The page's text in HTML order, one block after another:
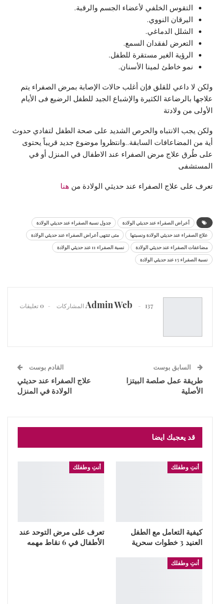
التقوس الخلفي لأعضاء الجسم والرقبة.
اليرقان النووي.
الشلل الدماغي.
التعرض لفقدان السمع.
الرؤية الغير مستقرة للطفل.
نمو خاطئ لمينا الأسنان.
ولكن لا داعي للقلق فإن أغلب حالات الإصابة بمرض الصفراء يتم
علاجها بالرضاعة الكثيرة والإشباع الجيد للطفل الرضيع فى الأيام
الأولى من ولادتة
ولكن يجب الانتباه والحرص الشديد على صحة الطفل لتفادي حدوث
أية من المضاعافات السابقة..وانتظروا موضوع جديد قريباً يحتوى
على طُرق علاج مرض الصفراء عند الاطفال في المنزل أو في
المستشفى
تعرف على علاج الصفراء عند حديثي الولادة من هنا
أعراض الصفراء عند حديثي الولادة
جدول نسبة الصفراء عند حديثي الولادة
علاج الصفراء عند حديثي الولادة ونسبتها
متى تنتهى أعراض الصفراء عند حديثي الولادة
مضاعفات الصفراء عند حديثي الولادة
نسبة الصفراء 11 عند حديثي الولادة
نسبة الصفراء 15 عند حديثي الولادة
Admin Web 137 المشاركات 0 تعليقات
السابق بوست
طريقة عمل صلصة البيتزا
الأصلية
القادم بوست
علاج الصفراء عند حديثي
الولادة في المنزل
قد يعجبك ايضا
أنتِ وطفلك
كيفية التعامل مع الطفل
العنيد 3 خطوات سحرية
أنتِ وطفلك
تعرف على مرض التوحد عند
الأطفال في 6 نقاط مهمه
أنتِ وطفلك